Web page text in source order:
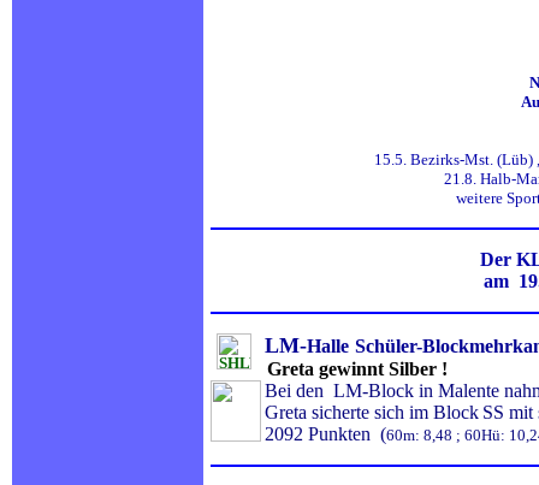
15.5. Bezirks-Mst.
21.8. Halb-
weitere
Der
am
LM-Halle Schüler-
Greta gewinnt Silber !
Bei den LM-Block in Malente
Greta sicherte sich im Block SS mit
2092 Punkten (60m: 8,48 ; 60Hü: